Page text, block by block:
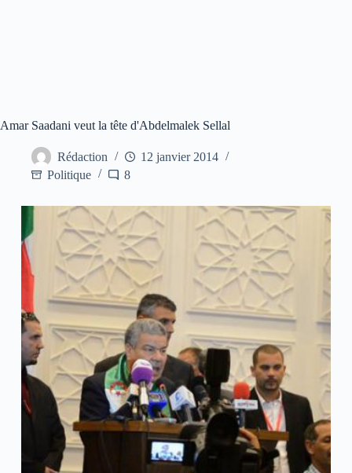
Amar Saadani veut la tête d'Abdelmalek Sellal
Rédaction
12 janvier 2014
Politique
8